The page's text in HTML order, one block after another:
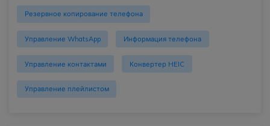
Резервное копирование телефона
Управление WhatsApp Информация телефона
Управление контактами Конвертер HEIC
Управление плейлистом